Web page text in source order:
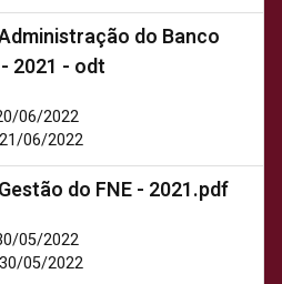
do Banco
2021 - odt
06/2022
21/06/2022
do FNE - 2021.pdf
05/2022
30/05/2022